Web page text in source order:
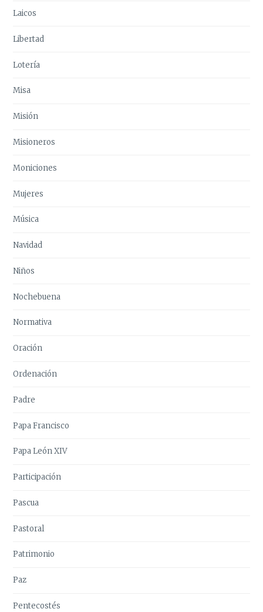
Laicos
Libertad
Lotería
Misa
Misión
Misioneros
Moniciones
Mujeres
Música
Navidad
Niños
Nochebuena
Normativa
Oración
Ordenación
Padre
Papa Francisco
Papa León XIV
Participación
Pascua
Pastoral
Patrimonio
Paz
Pentecostés